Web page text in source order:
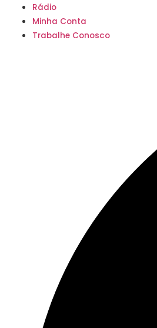
Rádio
Minha Conta
Trabalhe Conosco